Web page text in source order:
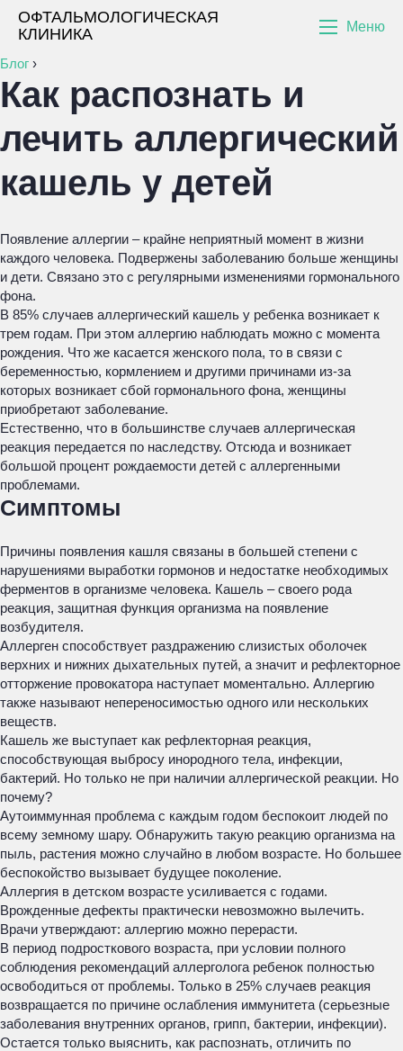
ОФТАЛЬМОЛОГИЧЕСКАЯ
КЛИНИКА
Меню
Блог ›
Как распознать и
лечить аллергический
кашель у детей
Появление аллергии – крайне неприятный момент в жизни
каждого человека. Подвержены заболеванию больше женщины
и дети. Связано это с регулярными изменениями гормонального
фона.
В 85% случаев аллергический кашель у ребенка возникает к
трем годам. При этом аллергию наблюдать можно с момента
рождения. Что же касается женского пола, то в связи с
беременностью, кормлением и другими причинами из-за
которых возникает сбой гормонального фона, женщины
приобретают заболевание.
Естественно, что в большинстве случаев аллергическая
реакция передается по наследству. Отсюда и возникает
большой процент рождаемости детей с аллергенными
проблемами.
Симптомы
Причины появления кашля связаны в большей степени с
нарушениями выработки гормонов и недостатке необходимых
ферментов в организме человека. Кашель – своего рода
реакция, защитная функция организма на появление
возбудителя.
Аллерген способствует раздражению слизистых оболочек
верхних и нижних дыхательных путей, а значит и рефлекторное
отторжение провокатора наступает моментально. Аллергию
также называют непереносимостью одного или нескольких
веществ.
Кашель же выступает как рефлекторная реакция,
способствующая выбросу инородного тела, инфекции,
бактерий. Но только не при наличии аллергической реакции. Но
почему?
Аутоиммунная проблема с каждым годом беспокоит людей по
всему земному шару. Обнаружить такую реакцию организма на
пыль, растения можно случайно в любом возрасте. Но большее
беспокойство вызывает будущее поколение.
Аллергия в детском возрасте усиливается с годами.
Врожденные дефекты практически невозможно вылечить.
Врачи утверждают: аллергию можно перерасти.
В период подросткового возраста, при условии полного
соблюдения рекомендаций аллерголога ребенок полностью
освободиться от проблемы. Только в 25% случаев реакция
возвращается по причине ослабления иммунитета (серьезные
заболевания внутренних органов, грипп, бактерии, инфекции).
Остается только выяснить, как распознать, отличить по